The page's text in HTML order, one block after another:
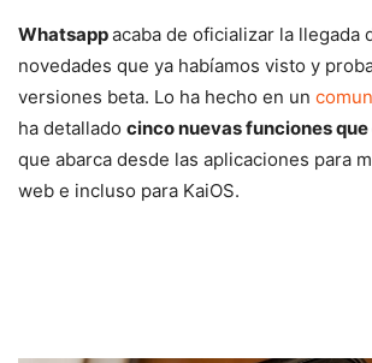
Whatsappacaba de oficializar la llegada
novedades que ya habíamos visto y
versiones beta. Lo ha hecho en un
ha detallado cinco nuevas funciones
que abarca desde las aplicaciones para
web e incluso para KaiOS.